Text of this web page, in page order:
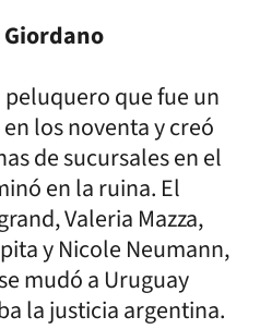
Giordano
que fue un
los noventa y creó
de sucursales en el
en la ruina. El
Valeria Mazza,
y Nicole Neumann,
mudó a Uruguay
la justicia argentina.